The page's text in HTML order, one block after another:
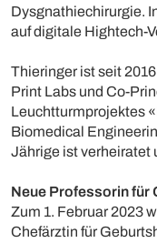
Dysgnathiechirurgie.
auf digitale Hightech-
Thieringer ist seit
Print Labs und Co-
Leuchtturmprojektes
Biomedical
Jährige ist verheiratet
Neue Professorin für
Zum 1. Februar 2023
Chefärztin für